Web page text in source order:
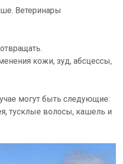
Ветеринары
кожи, зуд, абсцессы,
могут быть следующие:
тусклые волосы, кашель и